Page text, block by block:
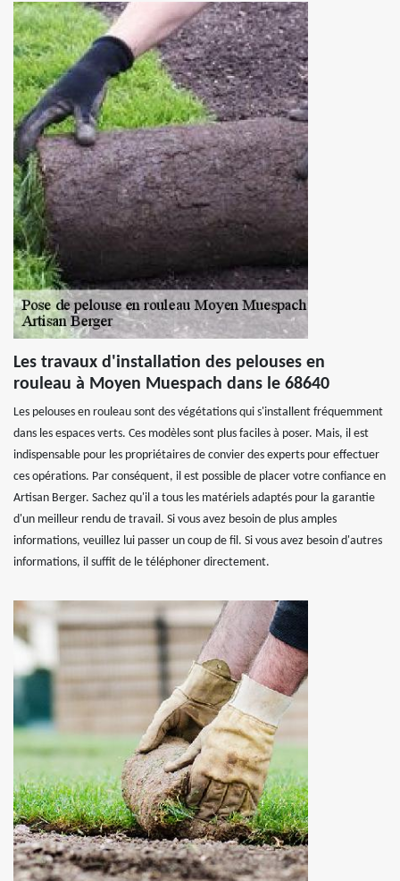
Les travaux d'installation des pelouses en
rouleau à Moyen Muespach dans le 68640
Les pelouses en rouleau sont des végétations qui s'installent fréquemment
dans les espaces verts. Ces modèles sont plus faciles à poser. Mais, il est
indispensable pour les propriétaires de convier des experts pour effectuer
ces opérations. Par conséquent, il est possible de placer votre confiance en
Artisan Berger. Sachez qu'il a tous les matériels adaptés pour la garantie
d'un meilleur rendu de travail. Si vous avez besoin de plus amples
informations, veuillez lui passer un coup de fil. Si vous avez besoin d'autres
informations, il suffit de le téléphoner directement.